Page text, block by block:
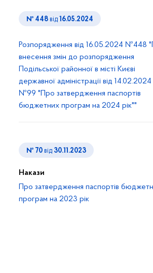
№ 448 від 16.05.2024
Розпорядження від 16.05.2024 №448
внесення змін до розпорядження
Подільської районної в місті Києві
державної адміністрації від 14.02.2024
№99 "Про затвердження паспортів
бюджетних програм на 2024 рік""
№ 70 від 30.11.2023
Накази
Про затвердження паспортів
програм на 2023 рік